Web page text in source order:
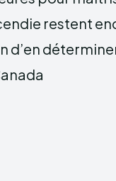
restent
d’en